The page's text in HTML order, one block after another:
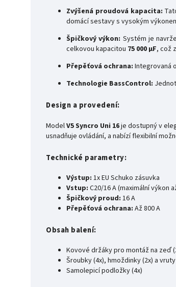
Zvýšená proudová kapacita:
domácí sestavy s vysokým
Špičkový výkon: Systém je
celkovou kapacitou 75 000 µF, což
Přepěťová ochrana: Integrovaná
Technologie BassControl:
Design a provedení:
ModelV5 Syncro Uni 16je dostupný v
usnadňuje ovládání, a nabízí flexibilní
Technické parametry:
Výstup: 1x EU Schuko zásuvka
Vstup: C20/16 A (maximální výkon
Špičkový proud: 16 A
Přepěťová ochrana: Až 800 A
Obsah balení:
Kovové držáky pro montáž na zeď
Šroubky (4x), hmoždinky (2x) a vruty
Samolepicí podložky (4x)